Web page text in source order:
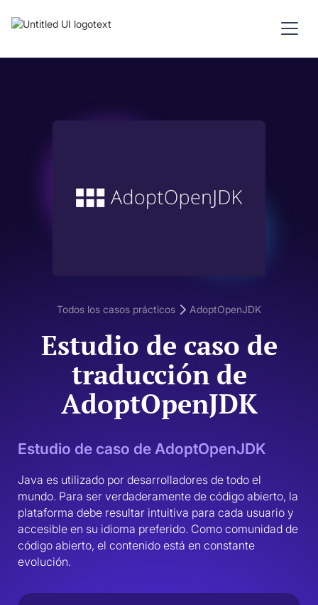
Todos los casos prácticos AdoptOpenJDK
Estudio de caso de
traducción de
AdoptOpenJDK
Estudio de caso de AdoptOpenJDK
Java es utilizado por desarrolladores de todo el
mundo. Para ser verdaderamente de código abierto, la
plataforma debe resultar intuitiva para cada usuario y
accesible en su idioma preferido. Como comunidad de
código abierto, el contenido está en constante
evolución.